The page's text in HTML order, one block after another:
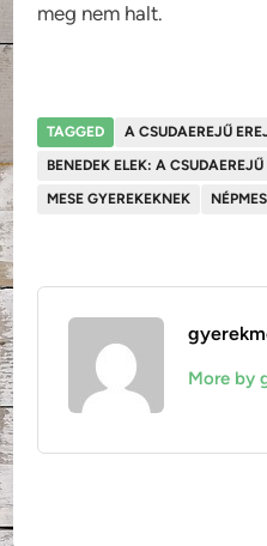
meg nem halt.
TAGGED A CSUDAEREJŰ
BENEDEK ELEK: A CSUDAEREJŰ
MESE GYEREKEKNEK
More by